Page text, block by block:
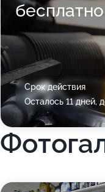
бесплатно
Срок действия
Осталось 11 дней,